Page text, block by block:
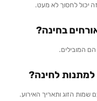
יכול לחסוך לא מעט.
בחינה?
המובילים.
למתנות לחינה?
שמות הזוג ותאריך האירוע.